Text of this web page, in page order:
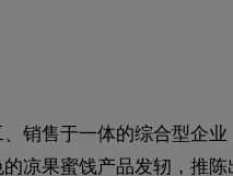
售于一体的综合型企
凉果蜜饯产品发轫，推